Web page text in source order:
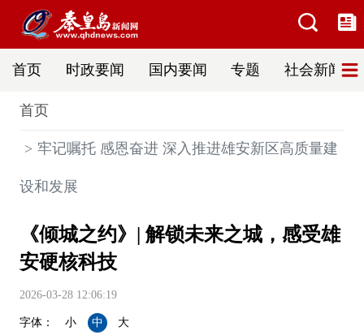
首页 时政要闻 国内要闻 专题 社会新闻
首页
牢记嘱托 感恩奋进 深入推进雄安新区高质量建
设和发展
《倾城之约》| 解锁未来之城，感受雄
安硬核科技
2026-03-28 12:06:19
字体： 小 中 大